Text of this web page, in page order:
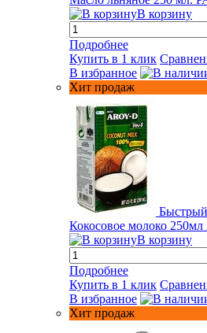
В корзину
Подробнее
Купить в 1 клик
В избранное
Хит продаж
Кокосовое молоко
В корзину
Подробнее
Купить в 1 клик
В избранное
Хит продаж